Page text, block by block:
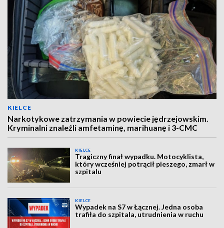
KIELCE
Narkotykowe zatrzymania w powiecie jędrzejowskim.
Kryminalni znaleźli amfetaminę, marihuanę i 3-CMC
KIELCE
Tragiczny finał wypadku. Motocyklista,
który wcześniej potrącił pieszego, zmarł w
szpitalu
KIELCE
Wypadek na S7 w Łącznej. Jedna osoba
trafiła do szpitala, utrudnienia w ruchu